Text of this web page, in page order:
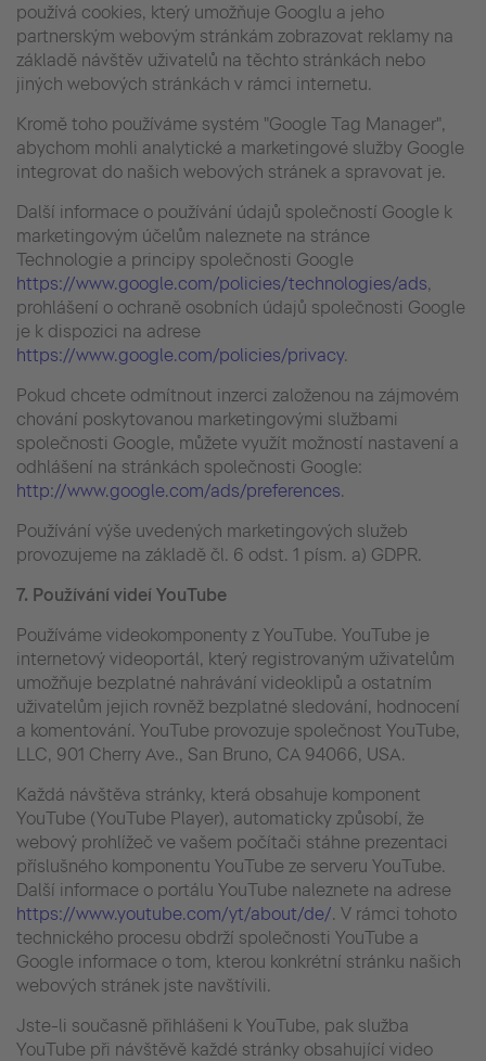
používá cookies, který umožňuje Googlu a jeho
partnerským webovým stránkám zobrazovat reklamy na
základě návštěv uživatelů na těchto stránkách nebo
jiných webových stránkách v rámci internetu.
Kromě toho používáme systém "Google Tag Manager",
abychom mohli analytické a marketingové služby Google
integrovat do našich webových stránek a spravovat je.
Další informace o používání údajů společností Google k
marketingovým účelům naleznete na stránce
Technologie a principy společnosti Google
https://www.google.com/policies/technologies/ads,
prohlášení o ochraně osobních údajů společnosti Google
je k dispozici na adrese
https://www.google.com/policies/privacy.
Pokud chcete odmítnout inzerci založenou na zájmovém
chování poskytovanou marketingovými službami
společnosti Google, můžete využít možností nastavení a
odhlášení na stránkách společnosti Google:
http://www.google.com/ads/preferences.
Používání výše uvedených marketingových služeb
provozujeme na základě čl. 6 odst. 1 písm. a) GDPR.
7. Používání videí YouTube
Používáme videokomponenty z YouTube. YouTube je
internetový videoportál, který registrovaným uživatelům
umožňuje bezplatné nahrávání videoklipů a ostatním
uživatelům jejich rovněž bezplatné sledování, hodnocení
a komentování. YouTube provozuje společnost YouTube,
LLC, 901 Cherry Ave., San Bruno, CA 94066, USA.
Každá návštěva stránky, která obsahuje komponent
YouTube (YouTube Player), automaticky způsobí, že
webový prohlížeč ve vašem počítači stáhne prezentaci
příslušného komponentu YouTube ze serveru YouTube.
Další informace o portálu YouTube naleznete na adrese
https://www.youtube.com/yt/about/de/. V rámci tohoto
technického procesu obdrží společnosti YouTube a
Google informace o tom, kterou konkrétní stránku našich
webových stránek jste navštívili.
Jste-li současně přihlášeni k YouTube, pak služba
YouTube při návštěvě každé stránky obsahující video